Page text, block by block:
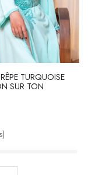
TURQUOISE
SUR TON